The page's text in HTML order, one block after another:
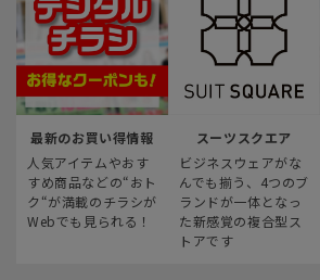
最新のお買い得情報
人気アイテムやおす
すめ商品などの“おト
ク“が満載のチラシが
Webでも見られる！
スーツスクエア
ビジネスウェアがな
んでも揃う、4つのブ
ランドが一体となっ
た新感覚の複合型ス
トアです